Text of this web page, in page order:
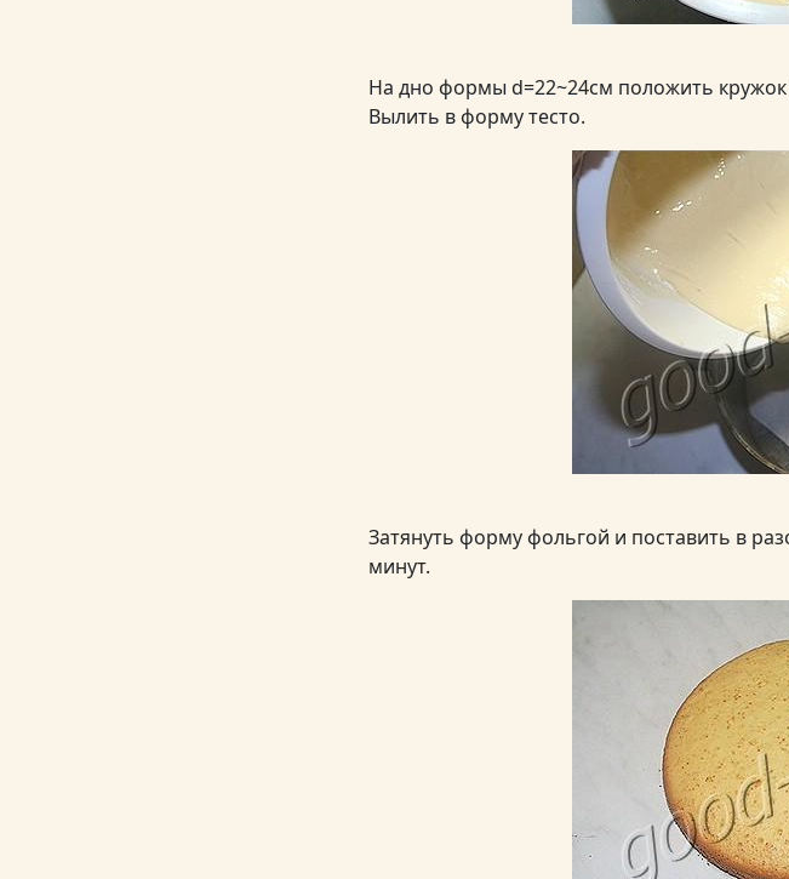
На дно формы d=22~24см положить
Вылить в форму тесто.
Затянуть форму фольгой и поставить в
минут.